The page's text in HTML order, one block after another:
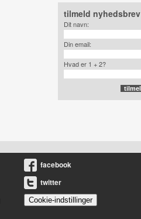
tilmeld nyhedsbrev
Dit navn:
Din email:
Hvad er 1 + 2?
facebook
twitter
Cookie-indstillinger